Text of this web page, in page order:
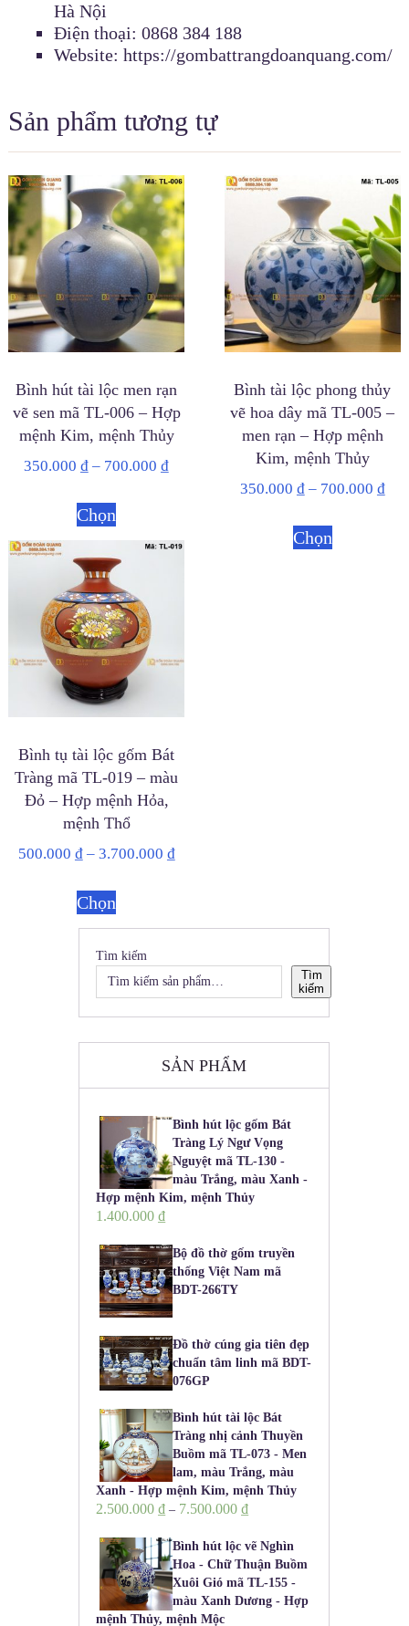
Hà Nội
Điện thoại: 0868 384 188
Website: https://gombattrangdoanquang.com/
Sản phẩm tương tự
Bình hút tài lộc men rạn
vẽ sen mã TL-006 – Hợp
mệnh Kim, mệnh Thủy
350.000₫ – 700.000₫
Chọn
Bình tài lộc phong thủy
vẽ hoa dây mã TL-005 –
men rạn – Hợp mệnh
Kim, mệnh Thủy
350.000 ₫ – 700.000 ₫
Chọn
Bình tụ tài lộc gốm Bát
Tràng mã TL-019 – màu
Đỏ – Hợp mệnh Hỏa,
mệnh Thổ
500.000 ₫ – 3.700.000 ₫
Chọn
Tìm kiếm
Tìm
kiếm
SẢN PHẨM
Bình hút lộc gốm Bát
Tràng Lý Ngư Vọng
Nguyệt mã TL-130 -
màu Trắng, màu Xanh -
Hợp mệnh Kim, mệnh Thủy
1.400.000₫
Bộ đồ thờ gốm truyền
thống Việt Nam mã
BDT-266TY
Đồ thờ cúng gia tiên đẹp
chuẩn tâm linh mã BDT-
076GP
Bình hút tài lộc Bát
Tràng nhị cảnh Thuyền
Buồm mã TL-073 - Men
lam, màu Trắng, màu
Xanh - Hợp mệnh Kim, mệnh Thủy
2.500.000₫ – 7.500.000₫
Bình hút lộc vẽ Nghìn
Hoa - Chữ Thuận Buồm
Xuôi Gió mã TL-155 -
màu Xanh Dương - Hợp
mệnh Thủy, mệnh Mộc